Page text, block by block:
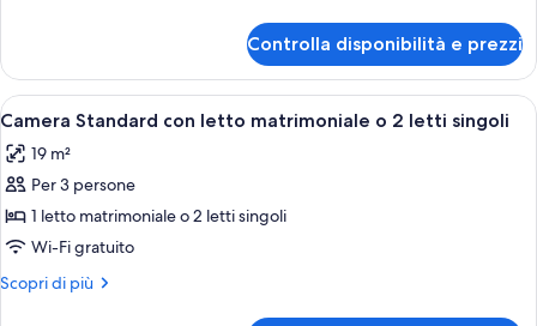
mare
Junior,
vista
mare
Controlla disponibilità e prezzi
Apri
tutte
le
foto
per
Camera
Standard
con
Una camera d'albergo con un letto,
7
Camera Standard con letto matrimoniale o 2 letti singoli
19 m²
Per 3 persone
1 letto matrimoniale o 2 letti singoli
Wi-Fi gratuito
Scopri di più
Altri